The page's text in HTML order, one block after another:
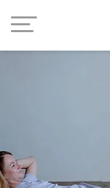
Navigation